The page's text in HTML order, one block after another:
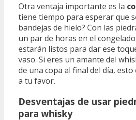
Otra ventaja importante es la
tiene tiempo para esperar que
bandejas de hielo? Con las
un par de horas en el
estarán listos para dar ese
vaso. Si eres un amante del
de una copa al final del día,
a tu favor.
Desventajas de usar
para whisky